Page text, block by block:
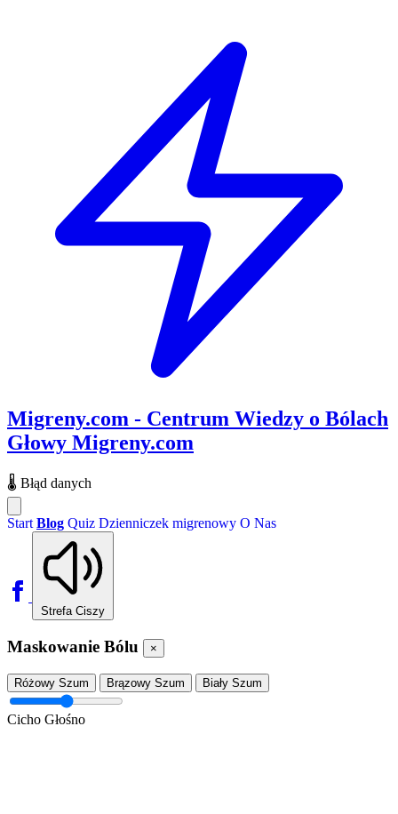
Migreny.com - Centrum Wiedzy o Bólach
Głowy Migreny.com
🌡️ Błąd danych
Start Blog Quiz Dzienniczek migrenowy O Nas
Strefa Ciszy
Maskowanie Bólu ×
Różowy Szum Brązowy Szum Biały Szum
Cicho Głośno